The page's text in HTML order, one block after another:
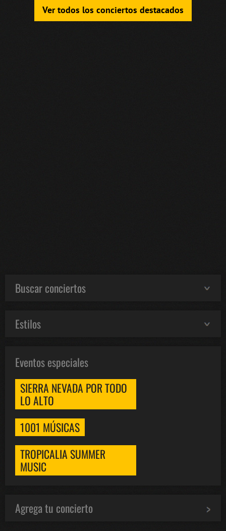
Ver todos los conciertos destacados
Buscar conciertos
Estilos
Eventos especiales
SIERRA NEVADA POR TODO
LO ALTO
1001 MÚSICAS
TROPICALIA SUMMER
MUSIC
Agrega tu concierto